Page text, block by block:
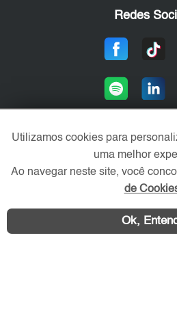
Redes
Área exclusiva aos
acesse sua
Utilizamos cookies para
uma melhor
Ao navegar neste site, você
de
Ok,